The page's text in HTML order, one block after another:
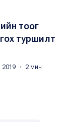
тоог
туршилт
2019 ・ 2 мин